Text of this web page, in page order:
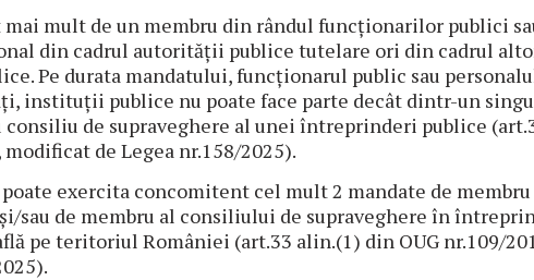
mult de un membru din rândul funcționarilor publici
din cadrul autorității publice tutelare ori din cadrul
Pe durata mandatului, funcționarul public sau
instituții publice nu poate face parte decât dintr-un
de supraveghere al unei întreprinderi publice
modificat de Legea nr.158/2025).
poate exercita concomitent cel mult 2 mandate de
sau de membru al consiliului de supraveghere în
pe teritoriul României (art.33 alin.(1) din OUG nr.109/